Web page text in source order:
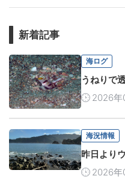
新着記事
海ログ
うねりで
2026年
海況情報
昨日より
2026年